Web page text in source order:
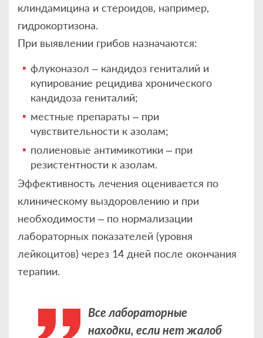
клиндамицина и стероидов, например,
гидрокортизона.
При выявлении грибов назначаются:
флуконазол – кандидоз гениталий и
купирование рецидива хронического
кандидоза гениталий;
местные препараты – при
чувствительности к азолам;
полиеновые антимикотики – при
резистентности к азолам.
Эффективность лечения оценивается по
клиническому выздоровлению и при
необходимости – по нормализации
лабораторных показателей (уровня
лейкоцитов) через 14 дней после окончания
терапии.
Все лабораторные
находки, если нет жалоб